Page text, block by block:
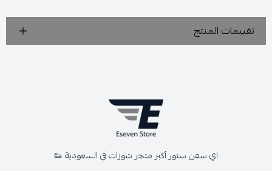
تقييمات المنتج
اي سفن ستور أكبر متجر شوزات في السعودية 👟